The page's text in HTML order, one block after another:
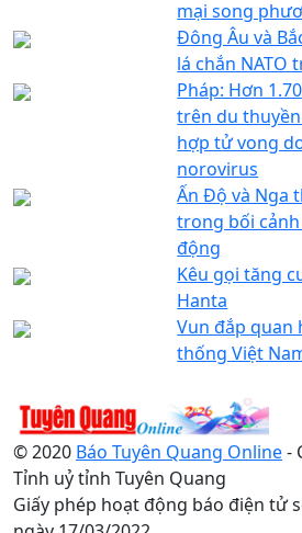
mại song
Đông Âu và
lá chắn NATO
Pháp: Hơn
trên du
hợp tử vong
norovirus
Ấn Độ và Nga
trong bối
động
Kêu gọi tăng
Hanta
Vun đắp quan
thống Việt
© 2020 Báo Tuyên Quang Online-
Tỉnh uỷ tỉnh Tuyên Quang
Giấy phép hoạt động báo điện tử